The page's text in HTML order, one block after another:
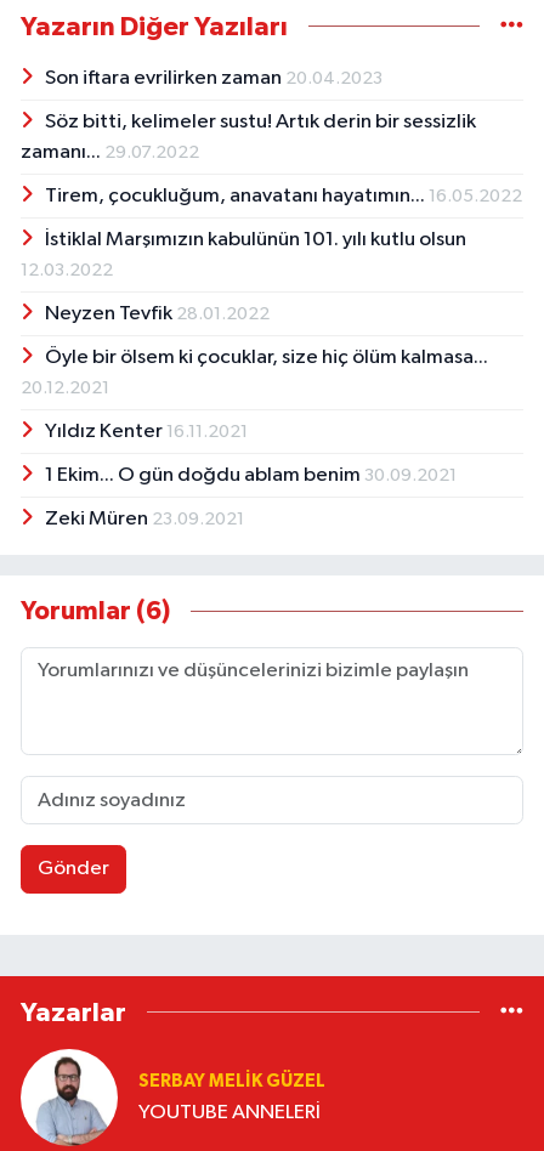
Yazarın Diğer Yazıları
Son iftara evrilirken zaman 20.04.2023
Söz bitti, kelimeler sustu! Artık derin bir sessizlik
zamanı... 29.07.2022
Tirem, çocukluğum, anavatanı hayatımın... 16.05.2022
İstiklal Marşımızın kabulünün 101. yılı kutlu olsun
12.03.2022
Neyzen Tevfik 28.01.2022
Öyle bir ölsem ki çocuklar, size hiç ölüm kalmasa...
20.12.2021
Yıldız Kenter 16.11.2021
1 Ekim... O gün doğdu ablam benim 30.09.2021
Zeki Müren 23.09.2021
Yorumlar (6)
Gönder
Yazarlar
SERBAY MELIK GÜZEL
YOUTUBE ANNELERİ